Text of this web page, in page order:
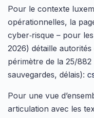
Pour le contexte
opérationnelles, la
cyber‑risque – pour
2026) détaille
périmètre de la 25/
sauvegardes, délais):
Pour une vue
articulation avec les